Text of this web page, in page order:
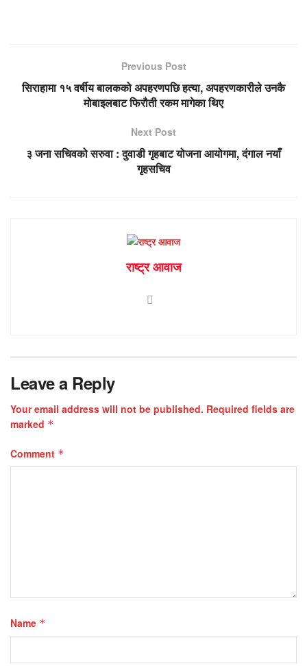
Previous Post
सिराहामा १५ वर्षीय बालकको अपहरणपछि हत्या, अपहरणकारीले उनकै
मोबाइलबाट फिरौती रकम मागेका थिए
Next Post
३ जना सचिवको सरुवा : दुवाडी गृहबाट योजना आयोगमा, दंगाल नयाँ
गृहसचिव
राष्ट्र आवाज
Leave a Reply
Your email address will not be published. Required fields are
marked *
Comment *
Name *